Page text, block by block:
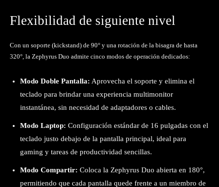
Flexibilidad de siguiente nivel
Con un soporte (kickstand) de 90° y una rotación de la bisagra de hasta
320°, la Zephyrus Duo admite cinco modos de operación dedicados:
Modo Doble Pantalla: Aprovecha el soporte y elimina el
teclado para brindar una experiencia multimonitor
instantánea, sin necesidad de adaptadores o cables.
Modo Laptop: Configuración estándar de 16 pulgadas con el
teclado justo debajo de la pantalla principal, ideal para
gaming y tareas de productividad sencillas.
Modo Compartir: Coloca la Zephyrus Duo abierta en 180°,
permitiendo que cada pantalla quede frente a un miembro de